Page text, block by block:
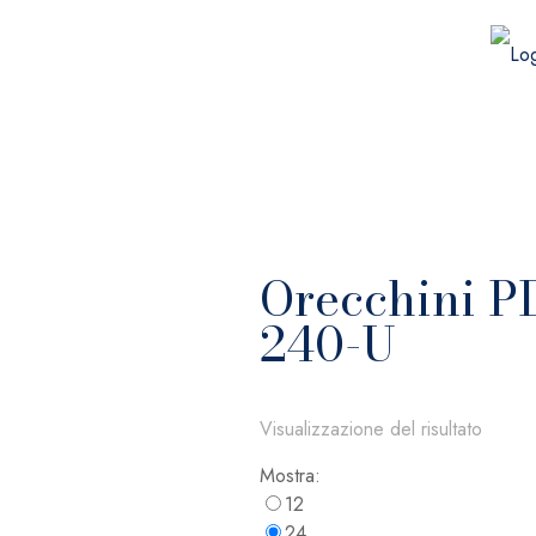
Orecchini
240-U
Visualizzazione del risultato
Mostra:
12